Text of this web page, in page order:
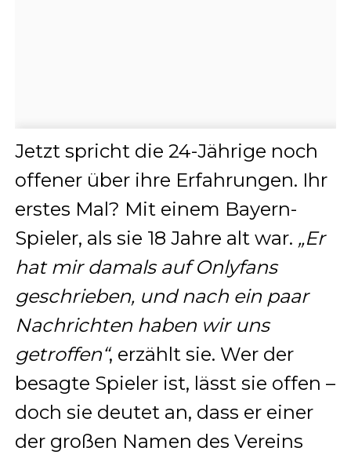
Jetzt spricht die 24-Jährige noch
offener über ihre Erfahrungen. Ihr
erstes Mal? Mit einem Bayern-
Spieler, als sie 18 Jahre alt war. „Er
hat mir damals auf Onlyfans
geschrieben, und nach ein paar
Nachrichten haben wir uns
getroffen“, erzählt sie. Wer der
besagte Spieler ist, lässt sie offen –
doch sie deutet an, dass er einer
der großen Namen des Vereins